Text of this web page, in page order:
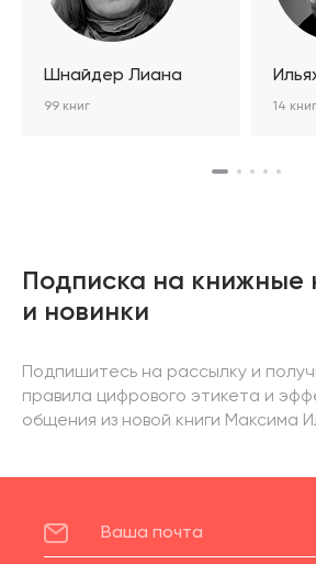
Шнайдер Лиана
99 книг 14 книг
Подписка на книжные
и новинки
Подпишитесь на рассылку и
правила цифрового этикета и
общения из новой книги Максима